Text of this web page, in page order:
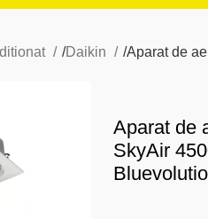
Daikin Aparat de
Aparat de
SkyAir